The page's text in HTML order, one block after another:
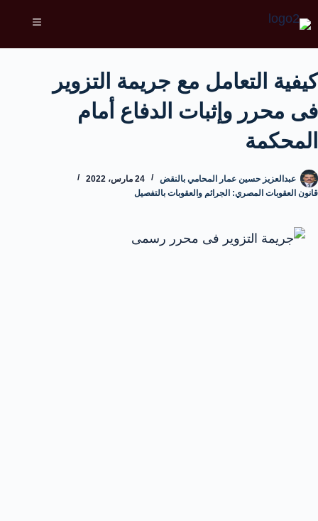
كيفية التعامل مع جريمة التزوير
فى محرر وإثبات الدفاع أمام
المحكمة
عبدالعزيز حسين عمار المحامي بالنقض
24 مارس، 2022
قانون العقوبات المصري: الجرائم والعقوبات بالتفصيل